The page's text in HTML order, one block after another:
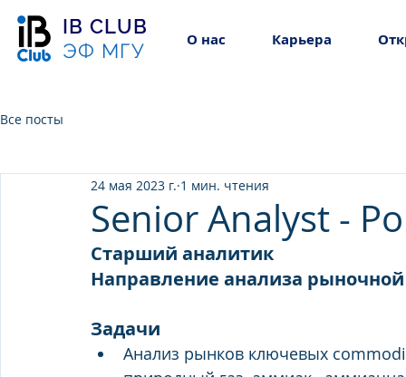
IB CLUB
ЭФ МГУ
О нас Карьера
Все посты
Senior Analyst -
24 мая 2023 г. 1 мин. чтения
Старший аналитик
Направление анализа
Задачи
Анализ рынков ключевых